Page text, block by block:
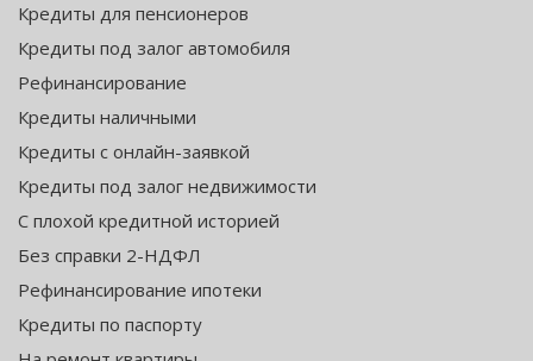
Кредиты для пенсионеров
Кредиты под залог автомобиля
Рефинансирование
Кредиты наличными
Кредиты с онлайн-заявкой
Кредиты под залог недвижимости
С плохой кредитной историей
Без справки 2-НДФЛ
Рефинансирование ипотеки
Кредиты по паспорту